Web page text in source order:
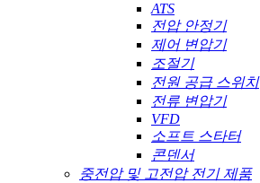
ATS
전압 안정기
제어 변압기
조절기
전원 공급 스위치
전류 변압기
VFD
소프트 스타터
콘덴서
중전압 및 고전압 전기 제품